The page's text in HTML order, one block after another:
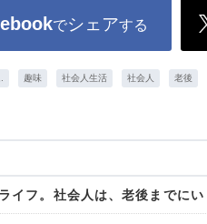
でシェアする
趣味 社会人生活 社会人 老後
イフ。社会人は、老後までに